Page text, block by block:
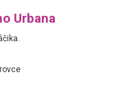
Urbana